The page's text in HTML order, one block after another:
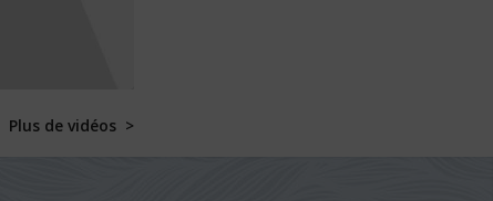
Plus de vidéos >